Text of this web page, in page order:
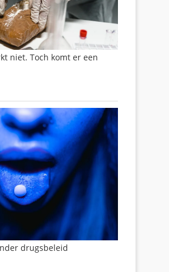
niet. Toch komt er een
drugsbeleid